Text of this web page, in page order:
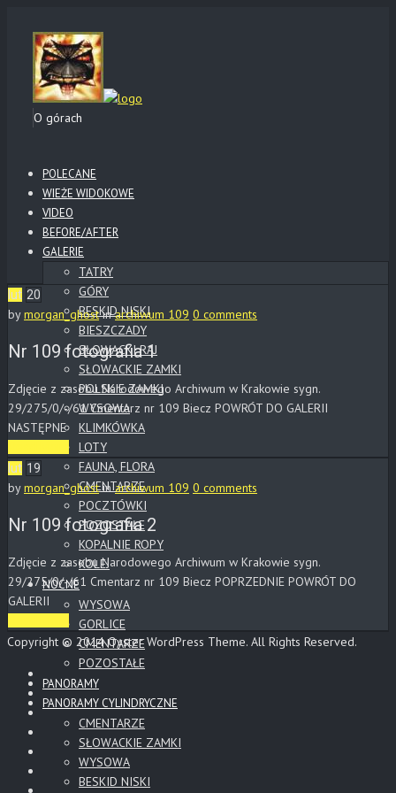
O górach
POLECANE
WIEŻE WIDOKOWE
VIDEO
BEFORE/AFTER
GALERIE
TATRY
GÓRY
BESKID NISKI
BIESZCZADY
SŁOWACKI RAJ
SŁOWACKIE ZAMKI
POLSKIE ZAMKI
WYSOWA
KLIMKÓWKA
LOTY
FAUNA, FLORA
CMENTARZE
POCZTÓWKI
POZOSTAŁE
KOPALNIE ROPY
KOLEJ
NOCNE
WYSOWA
GORLICE
CMENTARZE
POZOSTAŁE
PANORAMY
PANORAMY CYLINDRYCZNE
CMENTARZE
SŁOWACKIE ZAMKI
WYSOWA
BESKID NISKI
lut 20
bymorgan_ghost inarchiwum 109 0 comments
Nr 109 fotografia 1
Zdjęcie z zasobu Narodowego Archiwum w Krakowie sygn.
29/275/0/-/61 Cmentarz nr 109 Biecz POWRÓT DO GALERII
NASTĘPNE
lut 19
bymorgan_ghost inarchiwum 109 0 comments
Nr 109 fotografia 2
Zdjęcie z zasobu Narodowego Archiwum w Krakowie sygn.
29/275/0/-/61 Cmentarz nr 109 Biecz POPRZEDNIE POWRÓT DO
GALERII
Copyright © 2014 Oyster WordPress Theme. All Rights Reserved.